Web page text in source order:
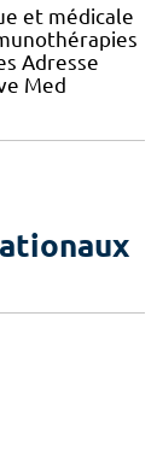
et médicale
Adresse
Med